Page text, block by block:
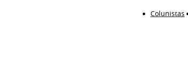
Colunistas